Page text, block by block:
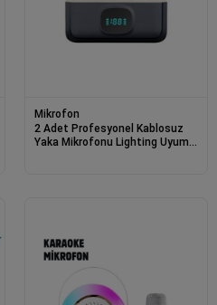
Mikrofon
2 Adet Profesyonel Kablosuz
Yaka Mikrofonu Lighting Uyumlu